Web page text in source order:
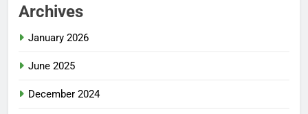
Archives
January 2026
June 2025
December 2024